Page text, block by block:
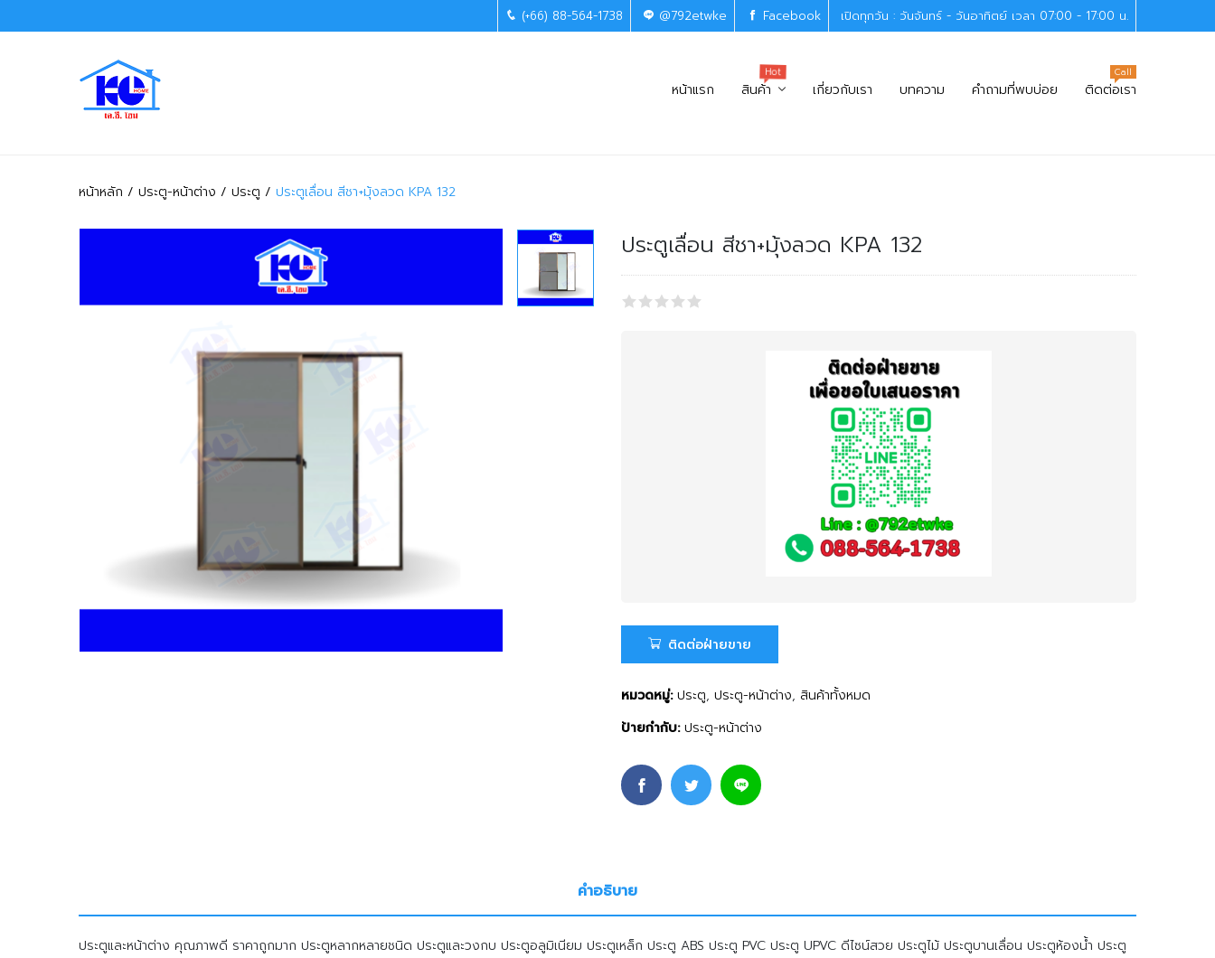
(+66) 88-564-1738 @792etwke Facebook เปิดทุกวัน : วันจันทร์ - วันอาทิตย์ เวลา 07:00 - 17:00 น.
หน้าแรก สินค้า
Hot
เกี่ยวกับเรา บทความ คำถามที่พบบ่อย ติดต่อเรา
Call
หน้าหลัก ประตู-หน้าต่าง ประตู ประตูเลื่อน สีชา+มุ้งลวด KPA 132
ประตูเลื่อน สีชา+มุ้งลวด KPA 132
ติดต่อฝ่ายขาย
หมวดหมู่: ประตู, ประตู-หน้าต่าง, สินค้าทั้งหมด
ป้ายกำกับ: ประตู-หน้าต่าง
คำอธิบาย
ประตูและหน้าต่าง คุณภาพดี ราคาถูกมาก ประตูหลากหลายชนิด ประตูและวงกบ ประตูอลูมิเนียม ประตูเหล็ก ประตู ABS ประตู PVC ประตู UPVC ดีไซน์สวย ประตูไม้ ประตูบานเลื่อน ประตูห้องน้ำ ประตู